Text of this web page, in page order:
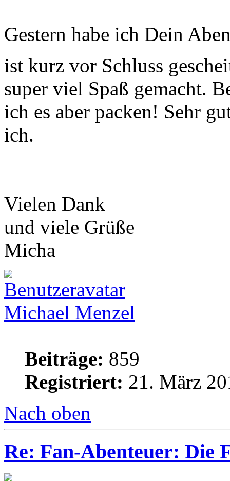
Gestern habe ich Dein
ist kurz vor Schluss
super viel Spaß gemacht.
ich es aber packen! Sehr
ich.
Vielen Dank
und viele Grüße
Micha
Michael Menzel
Beiträge: 859
Registriert: 21. März
Nach oben
Re: Fan-Abenteuer: Die